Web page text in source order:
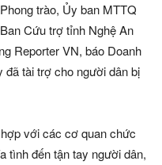
trào, Ủy ban MTTQ
Cứu trợ tỉnh Nghệ An
Reporter VN, báo Doanh
đã tài trợ cho người dân bị
với các cơ quan chức
tình đến tận tay người dân,